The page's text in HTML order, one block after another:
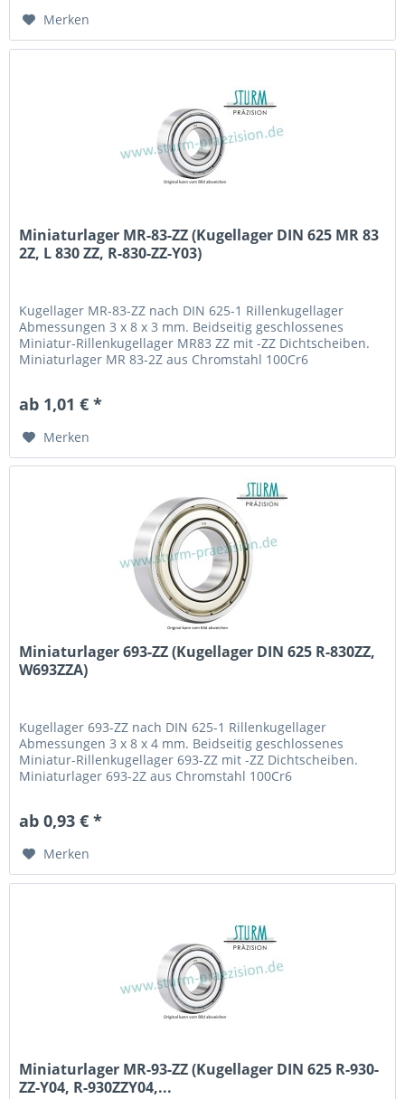
Merken
Miniaturlager MR-83-ZZ (Kugellager DIN 625 MR 83
2Z, L 830 ZZ, R-830-ZZ-Y03)
Kugellager MR-83-ZZ nach DIN 625-1 Rillenkugellager
Abmessungen 3 x 8 x 3 mm. Beidseitig geschlossenes
Miniatur-Rillenkugellager MR83 ZZ mit -ZZ Dichtscheiben.
Miniaturlager MR 83-2Z aus Chromstahl 100Cr6
L 830 ZZ, R-830-ZZ-Y03
ab 1,01 € *
Merken
Miniaturlager 693-ZZ (Kugellager DIN 625 R-830ZZ,
W693ZZA)
Kugellager 693-ZZ nach DIN 625-1 Rillenkugellager
Abmessungen 3 x 8 x 4 mm. Beidseitig geschlossenes
Miniatur-Rillenkugellager 693-ZZ mit -ZZ Dichtscheiben.
Miniaturlager 693-2Z aus Chromstahl 100Cr6
W693ZZA
ab 0,93 € *
Merken
Miniaturlager MR-93-ZZ (Kugellager DIN 625 R-930-
ZZ-Y04, R-930ZZY04,...